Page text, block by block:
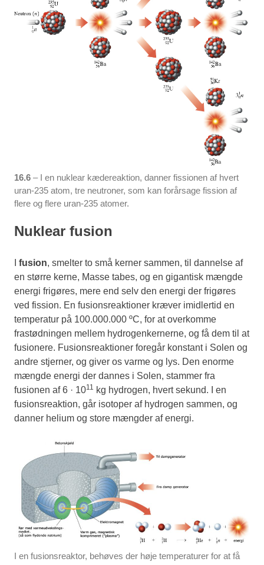
16.6 – I en nuklear kædereaktion, danner fissionen af hvert
uran-235 atom, tre neutroner, som kan forårsage fission af
flere og flere uran-235 atomer.
Nuklear fusion
fusion, smelter to små kerner sammen, til dannelse af
en større kerne, Masse tabes, og en gigantisk mængde
energi frigøres, mere end selv den energi der frigøres
ved fission. En fusionsreaktioner kræver imidlertid en
temperatur på 100.000.000 ºC, for at overkomme
frastødningen mellem hydrogenkernerne, og få dem til at
fusionere. Fusionsreaktioner foregår konstant i Solen og
andre stjerner, og giver os varme og lys. Den enorme
mængde energi der dannes i Solen, stammer fra
fusionen af 6 · 1011 kg hydrogen, hvert sekund. I en
fusionsreaktion, går isotoper af hydrogen sammen, og
danner helium og store mængder af energi.
I en fusionsreaktor, behøves der høje temperaturer for at få